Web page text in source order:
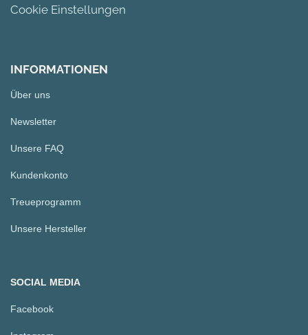
Cookie Einstellungen
INFORMATIONEN
Über uns
Newsletter
Unsere FAQ
Kundenkonto
Treueprogramm
Unsere Hersteller
SOCIAL MEDIA
Facebook